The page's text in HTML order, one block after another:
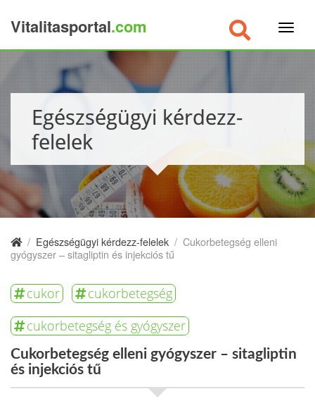
Vitalitasportal.com
Egészségügyi kérdezz-
felelek
/ Egészségügyi kérdezz-felelek / Cukorbetegség elleni
gyógyszer – sitagliptin és injekciós tű
cukor
cukorbetegség
cukorbetegség és gyógyszer
Cukorbetegség elleni gyógyszer – sitagliptin
és injekciós tű
×